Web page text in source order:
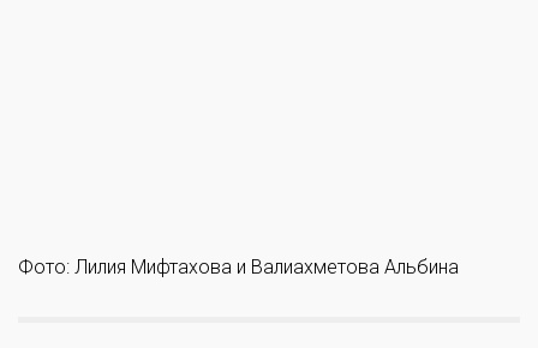
Фото: Лилия Мифтахова и Валиахметова Альбина